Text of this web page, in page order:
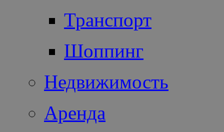
Транспорт
Шоппинг
Недвижимость
Аренда